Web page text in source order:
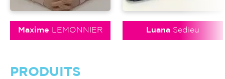
Maxime LEMONNIER Luana Sedieu
PRODUITS